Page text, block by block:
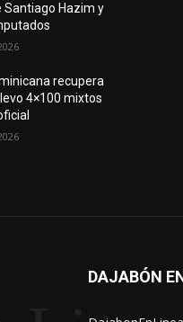
Santiago Hazim y
recupera
4×100 mixtos
DAJABÓN